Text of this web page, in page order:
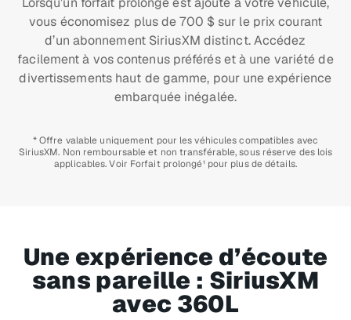
vous économisez plus de 700 $ sur le prix courant
d’un abonnement SiriusXM distinct. Accédez
facilement à vos contenus préférés et à une variété de
divertissements haut de gamme, pour une expérience
embarquée inégalée.
* Offre valable uniquement pour les véhicules compatibles avec
SiriusXM. Non remboursable et non transférable, sous réserve des lois
applicables. Voir Forfait prolongé¹ pour plus de détails.
Une expérience d’écoute
sans pareille : SiriusXM
avec 360L